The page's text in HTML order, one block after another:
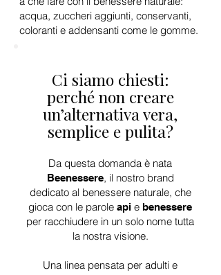
acqua, zuccheri aggiunti, conservanti,
coloranti e addensanti come le gomme.
Ci siamo chiesti:
perché non creare
un’alternativa vera,
semplice e pulita?
Da questa domanda è nata
Beenessere, il nostro brand
dedicato al benessere naturale, che
gioca con le parole api e benessere
per racchiudere in un solo nome tutta
la nostra visione.
Una linea pensata per adulti e